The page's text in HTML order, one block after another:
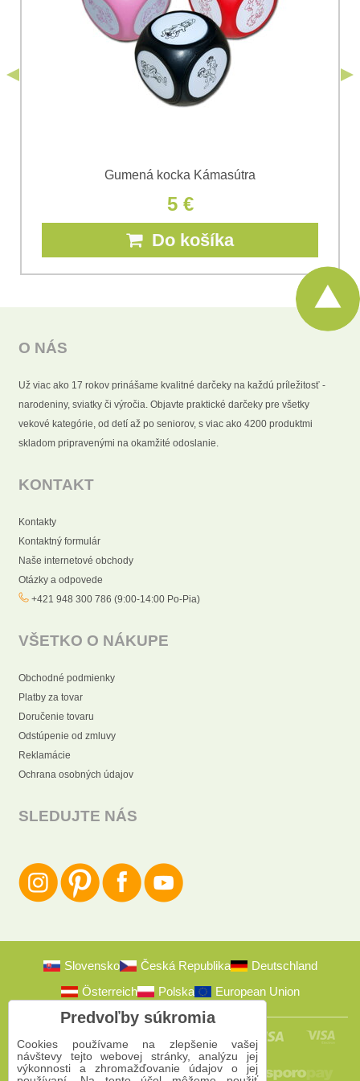
podmienkamiOchrany osobných údajovspoločnosti Bomba
Gumená kocka Kámasútra
5 €
Do košíka
O NÁS
Už viac ako 17 rokov prinášame kvalitné darčeky na každú príležitosť -
narodeniny, sviatky či výročia. Objavte praktické darčeky pre všetky
vekové kategórie, od detí až po seniorov, s viac ako 4200 produktmi
skladom pripravenými na okamžité odoslanie.
KONTAKT
Kontakty
Kontaktný formulár
Naše internetové obchody
Otázky a odpovede
+421 948 300 786 (9:00-14:00 Po-Pia)
VŠETKO O NÁKUPE
Obchodné podmienky
Platby za tovar
Doručenie tovaru
Odstúpenie od zmluvy
Reklamácie
Ochrana osobných údajov
SLEDUJTE NÁS
Slovensko Česká Republika
Deutschland
Österreich
Polska European Union
Predvoľby súkromia
Cookies používame na zlepšenie vašej
návštevy tejto webovej stránky, analýzu jej
výkonnosti a zhromažďovanie údajov o jej